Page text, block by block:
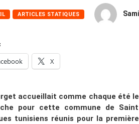
ARTICLES STATIQUES
X
accueillait comme chaque été
pour cette commune de
tunisiens réunis pour la